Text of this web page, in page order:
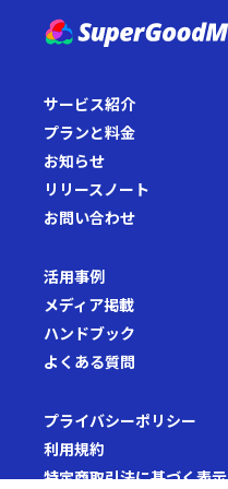
サービス紹介
プランと料金
お知らせ
リリースノート
お問い合わせ
活用事例
メディア掲載
ハンドブック
よくある質問
プライバシーポリシー
利用規約
特定商取引法に基づく表示